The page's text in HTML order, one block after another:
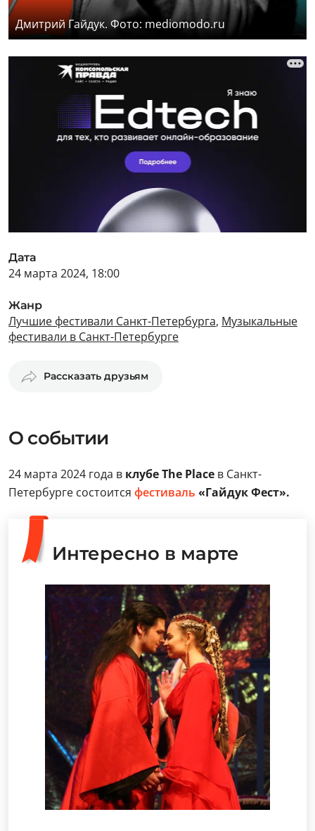
Дмитрий Гайдук. Фото: mediomodo.ru
Дата
24 марта 2024, 18:00
Жанр
Лучшие фестивали Санкт-Петербурга, Музыкальные
фестивали в Санкт-Петербурге
Рассказать друзьям
О событии
24 марта 2024 года в клубе The Place в Санкт-
Петербурге состоится фестиваль «Гайдук Фест».
Интересно в марте